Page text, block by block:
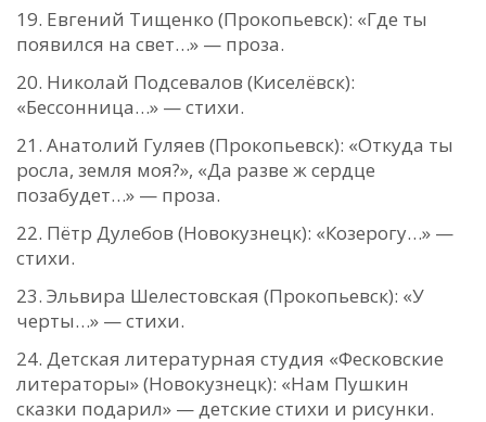
Евгений Тищенко (Прокопьевск): «Где ты
появился на свет…» — проза.
Николай Подсевалов (Киселёвск):
«Бессонница…» — стихи.
Анатолий Гуляев (Прокопьевск): «Откуда ты
росла, земля моя?», «Да разве ж сердце
позабудет…» — проза.
Пётр Дулебов (Новокузнецк): «Козерогу…» —
стихи.
Эльвира Шелестовская (Прокопьевск): «У
черты…» — стихи.
Детская литературная студия «Фесковские
литераторы» (Новокузнецк): «Нам Пушкин
сказки подарил» — детские стихи и рисунки.